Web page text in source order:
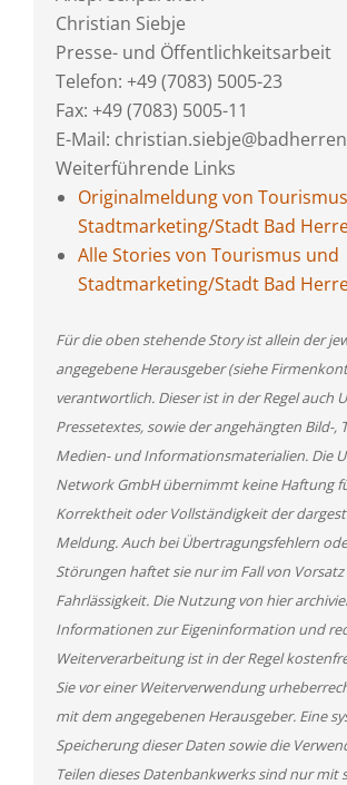
Christian Siebje
Presse- und Öffentlichkeitsarbeit
Telefon: +49 (7083) 5005-23
Fax: +49 (7083) 5005-11
E-Mail:
Weiterführende Links
Originalmeldung von
Stadtmarketing/Stadt Bad
Alle Stories von Tourismus und
Stadtmarketing/Stadt Bad
Für die oben stehende Story ist allein der
angegebene Herausgeber (siehe
verantwortlich. Dieser ist in der Regel auch
Pressetextes, sowie der angehängten Bild-,
Medien- und Informationsmaterialien. Die
Network GmbH übernimmt keine Haftung
Korrektheit oder Vollständigkeit der
Meldung. Auch bei Übertragungsfehlern
Störungen haftet sie nur im Fall von
Fahrlässigkeit. Die Nutzung von hier
Informationen zur Eigeninformation und
Weiterverarbeitung ist in der Regel
Sie vor einer Weiterverwendung
mit dem angegebenen Herausgeber. Eine
Speicherung dieser Daten sowie die
Teilen dieses Datenbankwerks sind nur mit